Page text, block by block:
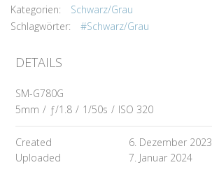
Kategorien:
Schwarz/Grau
Schlagwörter:
#Schwarz/Grau
DETAILS
SM-G780G
5mm / ƒ/1.8 / 1/50s / ISO 320
Created
6. Dezember 2023
Uploaded
7. Januar 2024